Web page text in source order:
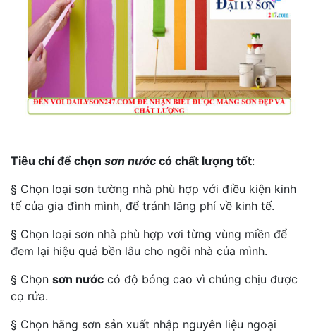
Tiêu chí để chọn sơn nước có chất lượng tốt:
§ Chọn loại sơn tường nhà phù hợp với điều kiện kinh
tế của gia đình mình, để tránh lãng phí về kinh tế.
§ Chọn loại sơn nhà phù hợp vơi từng vùng miền để
đem lại hiệu quả bền lâu cho ngôi nhà của mình.
§ Chọn sơn nước có độ bóng cao vì chúng chịu được
cọ rửa.
§ Chọn hãng sơn sản xuất nhập nguyên liệu ngoại